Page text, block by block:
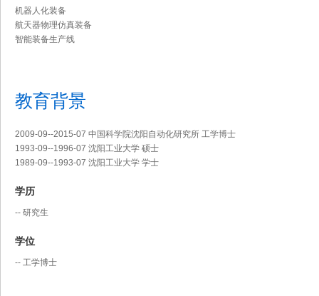
机器人化装备
航天器物理仿真装备
智能装备生产线
教育背景
2009-09--2015-07 中国科学院沈阳自动化研究所 工学博士
1993-09--1996-07 沈阳工业大学 硕士
1989-09--1993-07 沈阳工业大学 学士
学历
-- 研究生
学位
-- 工学博士